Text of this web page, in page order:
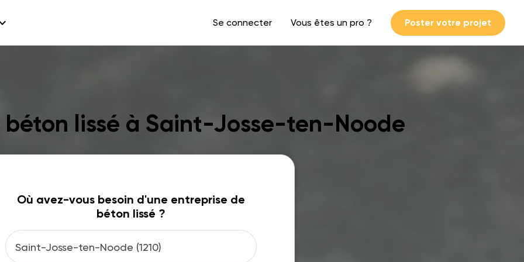
Se connecter Vous êtes un pro ? Poster votre projet
béton lissé à Saint-Josse-ten-Noode
Où avez-vous besoin d'une entreprise de
béton lissé ?